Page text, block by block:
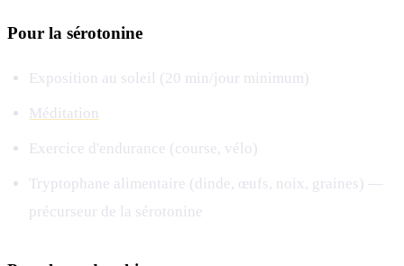
Pour la sérotonine
Exposition au soleil (20 min/jour minimum)
Méditation
Exercice d'endurance (course, vélo)
Tryptophane alimentaire (dinde, œufs, noix, graines) —
précurseur de la sérotonine